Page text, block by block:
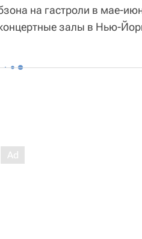
на гастроли в мае-
залы в Нью-